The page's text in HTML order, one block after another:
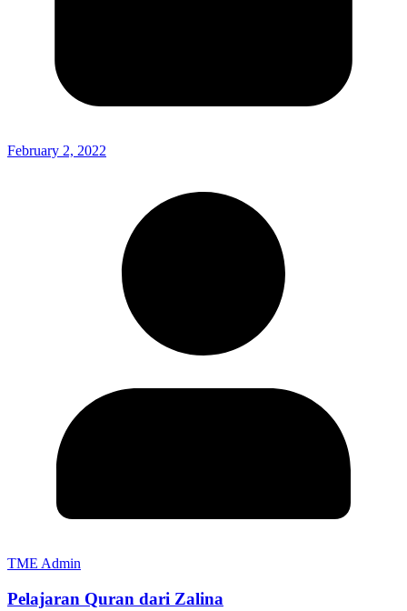
February 2, 2022
TME Admin
Pelajaran Quran dari Zalina